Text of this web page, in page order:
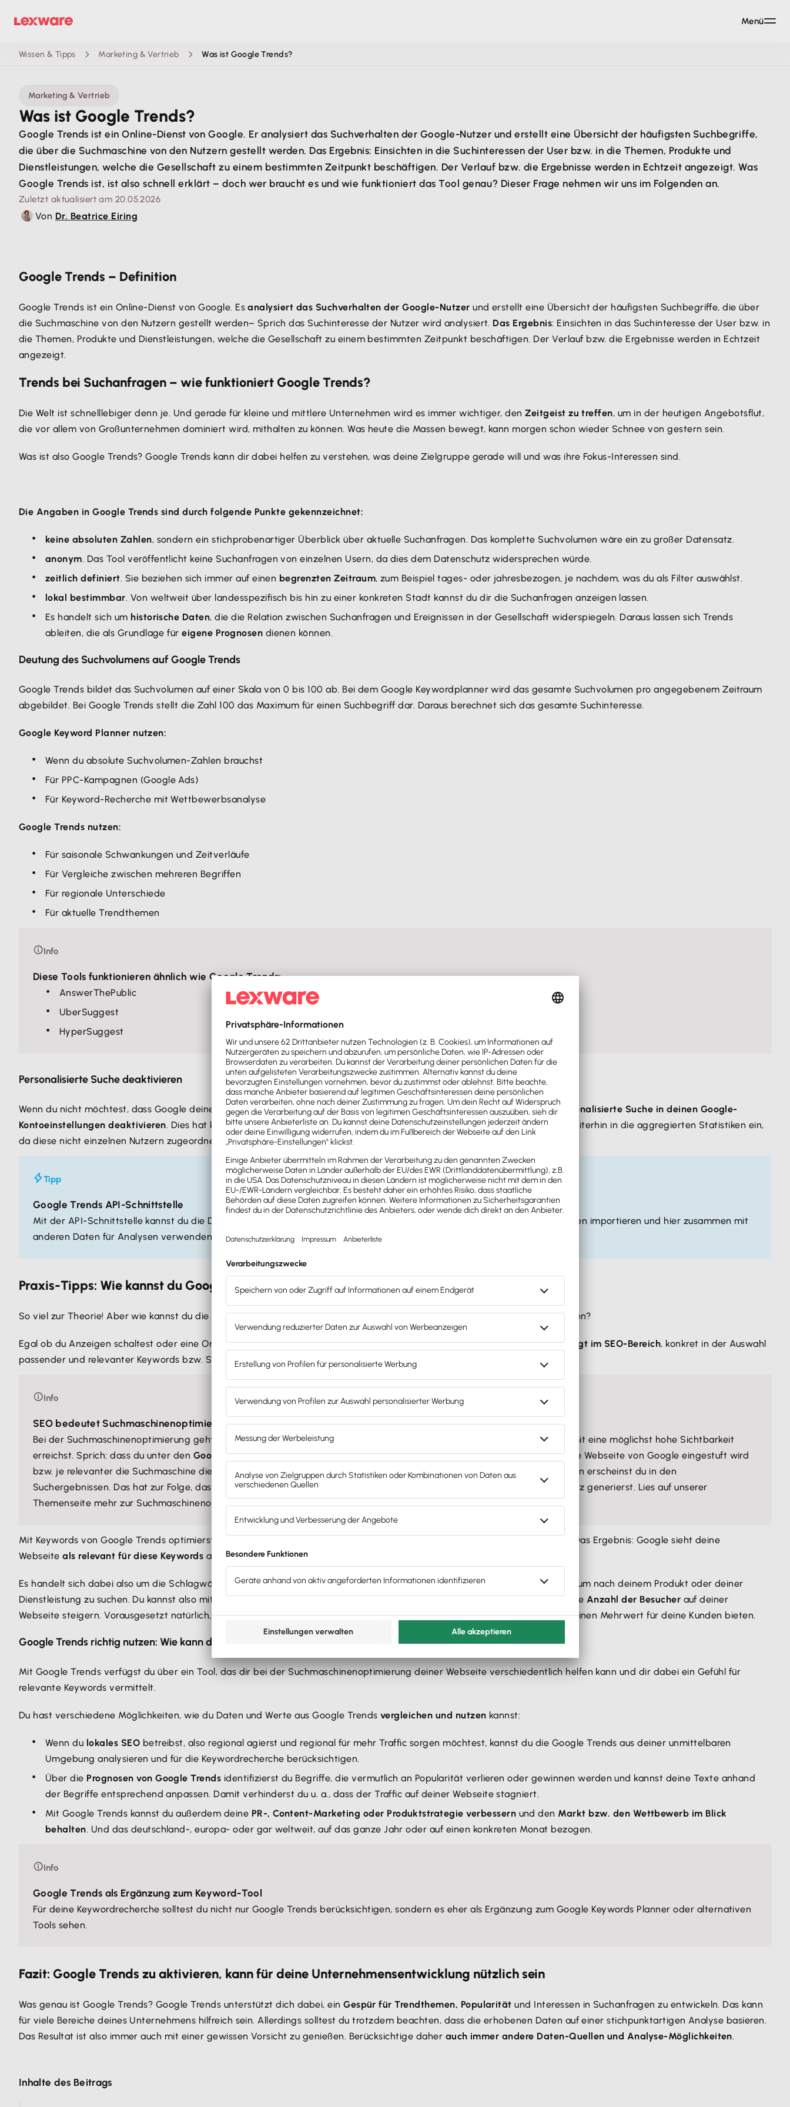
Wissen & Tipps Marketing & Vertrieb Was ist Google Trends?
Marketing & Vertrieb
Was ist Google Trends?
Google Trends ist ein Online-Dienst von Google. Er analysiert das Suchverhalten der Google-Nutzer und erstellt eine Übersicht der häufigsten Suchbegriffe,
die über die Suchmaschine von den Nutzern gestellt werden. Das Ergebnis: Einsichten in die Suchinteressen der User bzw. in die Themen, Produkte und
Dienstleistungen, welche die Gesellschaft zu einem bestimmten Zeitpunkt beschäftigen. Der Verlauf bzw. die Ergebnisse werden in Echtzeit angezeigt. Was
Google Trends ist, ist also schnell erklärt – doch wer braucht es und wie funktioniert das Tool genau? Dieser Frage nehmen wir uns im Folgenden an.
Zuletzt aktualisiert am 20.05.2026
Von Dr. Beatrice Eiring
Google Trends – Definition
Google Trends ist ein Online-Dienst von Google. Esanalysiert das Suchverhalten der Google-Nutzer und erstellt eine Übersicht der häufigsten Suchbegriffe, die über
die Suchmaschine von den Nutzern gestellt werden– Sprich das Suchinteresse der Nutzer wird analysiert. Das Ergebnis: Einsichten in das Suchinteresse der User bzw. in
die Themen, Produkte und Dienstleistungen, welche die Gesellschaft zu einem bestimmten Zeitpunkt beschäftigen. Der Verlauf bzw. die Ergebnisse werden in Echtzeit
angezeigt.
Trends bei Suchanfragen – wie funktioniert Google Trends?
Die Welt ist schnelllebiger denn je. Und gerade für kleine und mittlere Unternehmen wird es immer wichtiger, denZeitgeist zu treffen, um in der heutigen Angebotsflut,
die vor allem von Großunternehmen dominiert wird, mithalten zu können. Was heute die Massen bewegt, kann morgen schon wieder Schnee von gestern sein.
Was ist also Google Trends? Google Trends kann dir dabei helfen zu verstehen, was deine Zielgruppe gerade will und was ihre Fokus-Interessen sind.
Die Angaben in Google Trends sind durch folgende Punkte gekennzeichnet:
keine absoluten Zahlen, sondern ein stichprobenartiger Überblick über aktuelle Suchanfragen. Das komplette Suchvolumen wäre ein zu großer Datensatz.
anonym. Das Tool veröffentlicht keine Suchanfragen von einzelnen Usern, da dies dem Datenschutz widersprechen würde.
zeitlich definiert. Sie beziehen sich immer auf einen begrenzten Zeitraum, zum Beispiel tages- oder jahresbezogen, je nachdem, was du als Filter auswählst.
lokal bestimmbar. Von weltweit über landesspezifisch bis hin zu einer konkreten Stadt kannst du dir die Suchanfragen anzeigen lassen.
Es handelt sich um historische Daten, die die Relation zwischen Suchanfragen und Ereignissen in der Gesellschaft widerspiegeln. Daraus lassen sich Trends
ableiten, die als Grundlage füreigene Prognosen dienen können.
Deutung des Suchvolumens auf Google Trends
Google Trends bildet das Suchvolumen auf einer Skala von 0 bis 100 ab. Bei dem Google Keywordplanner wird das gesamte Suchvolumen pro angegebenem Zeitraum
abgebildet. Bei Google Trends stellt die Zahl 100 das Maximum für einen Suchbegriff dar. Daraus berechnet sich das gesamte Suchinteresse.
Google Keyword Planner nutzen:
Wenn du absolute Suchvolumen-Zahlen brauchst
Für PPC-Kampagnen (Google Ads)
Für Keyword-Recherche mit Wettbewerbsanalyse
Google Trends nutzen:
Für saisonale Schwankungen und Zeitverläufe
Für Vergleiche zwischen mehreren Begriffen
Für regionale Unterschiede
Für aktuelle Trendthemen
Info
Diese Tools funktionieren ähnlich wie Google Trends:
AnswerThePublic
UberSuggest
HyperSuggest
Personalisierte Suche deaktivieren
Wenn du nicht möchtest, dass Google deine Suchanfragen für personalisierte Suchergebnisse verwendet, kannst du diepersonalisierte Suche in deinen Google-
Kontoeinstellungen deaktivieren. Dies hat keinen Einfluss auf Google Trends – deine anonymisierten Suchanfragen fließen weiterhin in die aggregierten Statistiken ein,
da diese nicht einzelnen Nutzern zugeordnet werden können.
Tipp
Google Trends API-Schnittstelle
Mit der API-Schnittstelle kannst du die Daten aus Google Trends ganz leicht in andere Analyse- oder Reporting-Plattformen importieren und hier zusammen mit
anderen Daten für Analysen verwenden.
Praxis-Tipps: Wie kannst du Google Trends sinnvoll einsetzen?
So viel zur Theorie! Aber wie kannst du die Google Trends-Ergebnisse konkret für den Bereich derDigitalisierung in KMUnutzen?
Egal ob du Anzeigen schaltest oder eine Onlinepräsenz pflegen willst: Daswichtigste Anwendungsfeld für Google Trends liegt im SEO-Bereich, konkret in der Auswahl
passender und relevanter Keywords bzw. Suchbegriffe für deinen Content.
Info
SEO bedeutet Suchmaschinenoptimierung
Bei der Suchmaschinenoptimierung geht es darum, deine Webseite oder deinen Online-Shop so zu gestalten, dass du damit eine möglichst hohe Sichtbarkeit
erreichst. Sprich: dass du unter den Google-Suchergebnissen, den sogenannten SERPs, ganz oben stehst. Je besser deine Webseite von Google eingestuft wird
bzw. je relevanter die Suchmaschine die Inhalte deiner Webseite zu einem bestimmten Begriff bewertet, desto weiter oben erscheinst du in den
Suchergebnissen. Das hat zur Folge, dass du mehr Besucher auf deine Onlinepräsenz leitest und im besten Fall mehr Umsatz generierst. Lies auf unserer
Themenseite mehr zur SuchmaschinenoptimierungSEO.
Mit Keywords von Google Trends optimierst du die Texte auf deiner Webseite. Das heißt, du platzierst diese sinnvoll im Text. Das Ergebnis: Google sieht deine
Webseiteals relevant für diese Keywords an.
Es handelt sich dabei also um die Schlagwörter, die von deiner Zielgruppe oder in deiner Branche häufig verwendet werden, um nach deinem Produkt oder deiner
Dienstleistung zu suchen. Du kannst also mit Begriffen, die häufiger gesucht werden oder eben aktuell sehr interessant sind, die Anzahl der Besucher auf deiner
Webseite steigern. Vorausgesetzt natürlich, dass diese Begriffe zum generellen Inhalt deiner Webseite passen und die Texte einen Mehrwert für deine Kunden bieten.
Google Trends richtig nutzen: Wie kann das Tool dir bei der Keyword-Suche helfen?
Mit Google Trends verfügst du über ein Tool, das dir bei der Suchmaschinenoptimierung deiner Webseite verschiedentlich helfen kann und dir dabei ein Gefühl für
relevante Keywords vermittelt.
Du hast verschiedene Möglichkeiten, wie du Daten und Werte aus Google Trends vergleichen und nutzen kannst:
Wenn du lokales SEO betreibst, also regional agierst und regional für mehr Traffic sorgen möchtest, kannst du die Google Trends aus deiner unmittelbaren
Umgebung analysieren und für die Keywordrecherche berücksichtigen.
Über die Prognosen von Google Trends identifizierst du Begriffe, die vermutlich an Popularität verlieren oder gewinnen werden und kannst deine Texte anhand
der Begriffe entsprechend anpassen. Damit verhinderst du u. a., dass der Traffic auf deiner Webseite stagniert.
Mit Google Trends kannst du außerdem deine PR-, Content-Marketing oder Produktstrategie verbessern und den Markt bzw. den Wettbewerb im Blick
behalten. Und das deutschland-, europa- oder gar weltweit, auf das ganze Jahr oder auf einen konkreten Monat bezogen.
Info
Google Trends als Ergänzung zum Keyword-Tool
Für deine Keywordrecherche solltest du nicht nur Google Trends berücksichtigen, sondern es eher als Ergänzung zum Google Keywords Planner oder alternativen
Tools sehen.
Fazit: Google Trends zu aktivieren, kann für deine Unternehmensentwicklung nützlich sein
Was genau ist Google Trends? Google Trends unterstützt dich dabei, einGespür für Trendthemen, Popularitätund Interessen in Suchanfragen zu entwickeln. Das kann
für viele Bereiche deines Unternehmens hilfreich sein. Allerdings solltest du trotzdem beachten, dass die erhobenen Daten auf einer stichpunktartigen Analyse basieren.
Das Resultat ist also immer auch mit einer gewissen Vorsicht zu genießen. Berücksichtige daher auch immer andere Daten-Quellen und Analyse-Möglichkeiten.
Inhalte des Beitrags
Menü